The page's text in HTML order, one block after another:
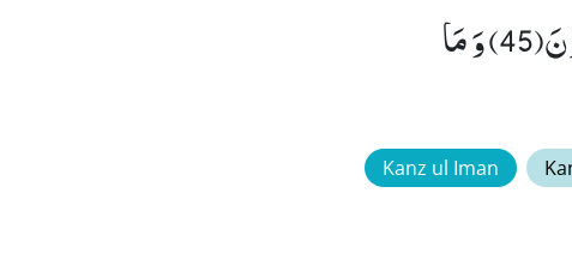
وَ اِذَا قِیْلَ لَهُمُ اتَّقُوْا مَا بَیْنَ اَیْدِیْكُمْ وَ مَا خَلْفَكُمْ لَعَلَّكُمْ تُرْحَمُوْنَ(45) وَ مَا
Kanz ul Iman